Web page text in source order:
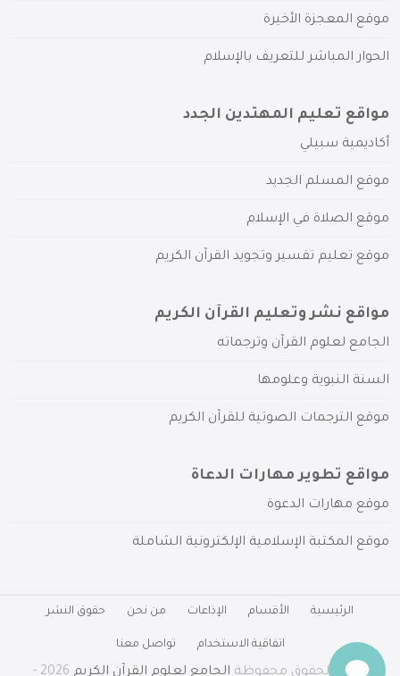
موقع المعجزة الأخيرة
الحوار المباشر للتعريف بالإسلام
مواقع تعليم المهتدين الجدد
أكاديمية سبيلي
موقع المسلم الجديد
موقع الصلاة في الإسلام
موقع تعليم تفسير وتجويد القرآن الكريم
مواقع نشر وتعليم القرآن الكريم
الجامع لعلوم القرآن وترجماته
السنة النبوية وعلومها
موقع الترجمات الصوتية للقرآن الكريم
مواقع تطوير مهارات الدعاة
موقع مهارات الدعوة
موقع المكتبة الإسلامية الإلكترونية الشاملة
الرئيسية الأقسام الإذاعات من نحن حقوق النشر
اتفاقية الاستخدام تواصل معنا
جميع الحقوق محفوظة الجامع لعلوم القرآن الكريم 2026 -